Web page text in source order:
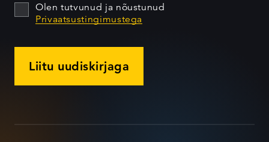
Olen tutvunud ja nõustunud
Privaatsustingimustega
Liitu uudiskirjaga